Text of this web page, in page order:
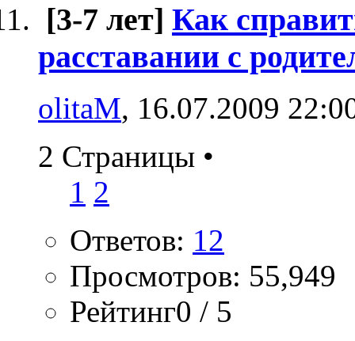
[3-7 лет] Как
расставании с
olitaM, 16.07.2009
2 Страницы •
1 2
Ответов: 12
Просмотров: 55,949
Рейтинг0 / 5